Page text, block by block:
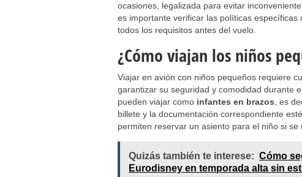
ocasiones, legalizada para evitar
es importante verificar las políticas
todos los requisitos antes del vuelo.
¿Cómo viajan los niños
Viajar en avión con niños pequeños requiere
garantizar su seguridad y comodidad durante
pueden viajar como infantes en brazos , es
billete y la documentación correspondiente
permiten reservar un asiento para el niño si
Quizás también te interese: Cómo
Eurodisney en temporada alta sin